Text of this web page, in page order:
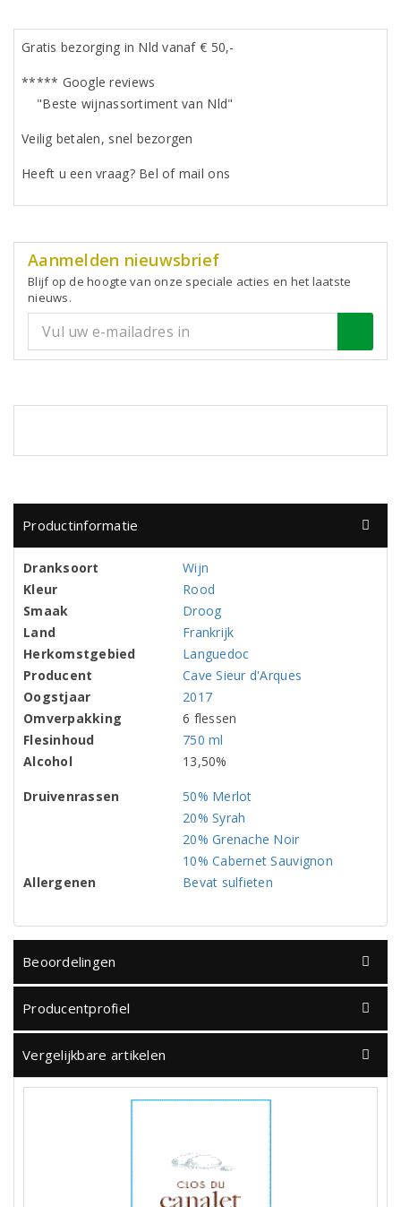
Gratis bezorging in Nld vanaf € 50,-
***** Google reviews
"Beste wijnassortiment van Nld"
Veilig betalen, snel bezorgen
Heeft u een vraag? Bel of mail ons
Aanmelden nieuwsbrief
Blijf op de hoogte van onze speciale acties en het laatste
nieuws.
Productinformatie
Dranksoort
Wijn
Kleur
Rood
Smaak
Droog
Land
Frankrijk
Herkomstgebied
Languedoc
Producent
Cave Sieur d'Arques
Oogstjaar
2017
Omverpakking
6 flessen
Flesinhoud
750 ml
Alcohol
13,50%
Druivenrassen
50% Merlot
20% Syrah
20% Grenache Noir
10% Cabernet Sauvignon
Allergenen
Bevat sulfieten
Beoordelingen
Producentprofiel
Vergelijkbare artikelen